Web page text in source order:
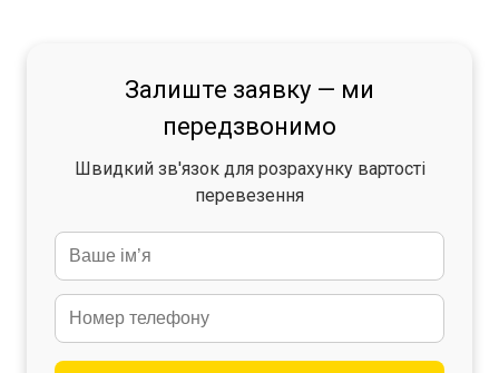
Залиште заявку — ми
передзвонимо
Швидкий зв'язок для розрахунку вартості
перевезення